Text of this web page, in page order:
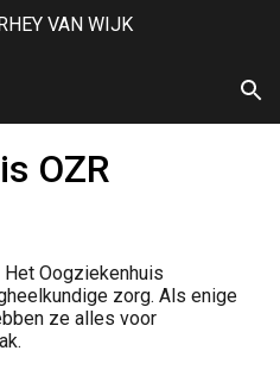
VAN WIJK
OZR
Oogziekenhuis
zorg. Als enige
ze alles voor